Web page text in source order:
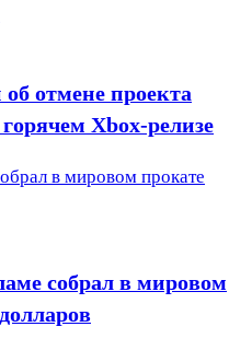
отмене проекта
Xbox-релизе
в мировом прокате
собрал в мировом